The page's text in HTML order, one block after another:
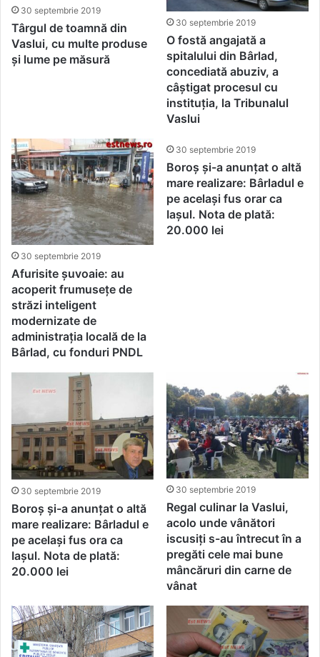
30 septembrie 2019
Târgul de toamnă din
Vaslui, cu multe produse
și lume pe măsură
30 septembrie 2019
O fostă angajată a
spitalului din Bârlad,
concediată abuziv, a
câștigat procesul cu
instituția, la Tribunalul
Vaslui
30 septembrie 2019
Afurisite șuvoaie: au
acoperit frumusețe de
străzi inteligent
modernizate de
administrația locală de la
Bârlad, cu fonduri PNDL
30 septembrie 2019
Boroș și-a anunțat o altă
mare realizare: Bârladul e
pe același fus orar ca
Iașul. Nota de plată:
20.000 lei
30 septembrie 2019
Boroș și-a anunțat o altă
mare realizare: Bârladul e
pe același fus ora ca
Iașul. Nota de plată:
20.000 lei
30 septembrie 2019
Regal culinar la Vaslui,
acolo unde vânători
iscusiți s-au întrecut în a
pregăti cele mai bune
mâncăruri din carne de
vânat